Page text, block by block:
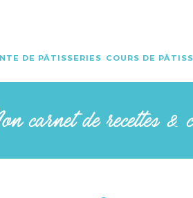
DE PÂTISSERIES COURS DE
carnet de recettes